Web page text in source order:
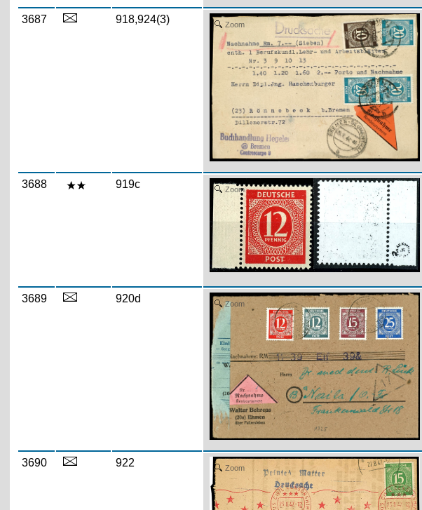
3687 918,924(3) Zoom
3688 919c Zoom
3689 920d Zoom
3690 922 Zoom